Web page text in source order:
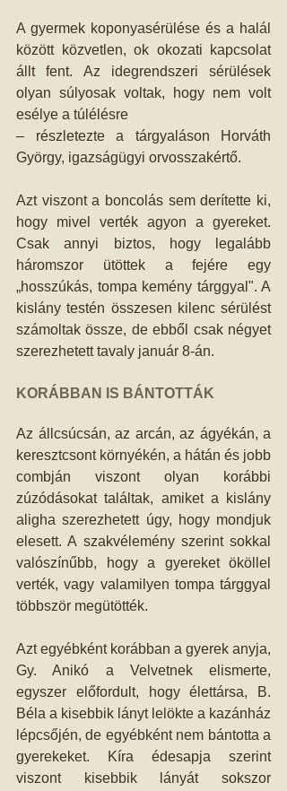
A gyermek koponyasérülése és a halál
között közvetlen, ok okozati kapcsolat
állt fent. Az idegrendszeri sérülések
olyan súlyosak voltak, hogy nem volt
esélye a túlélésre
– részletezte a tárgyaláson Horváth
György, igazságügyi orvosszakértő.
Azt viszont a boncolás sem derítette ki,
hogy mivel verték agyon a gyereket.
Csak annyi biztos, hogy legalább
háromszor ütöttek a fejére egy
„hosszúkás, tompa kemény tárggyal". A
kislány testén összesen kilenc sérülést
számoltak össze, de ebből csak négyet
szerezhetett tavaly január 8-án.
KORÁBBAN IS BÁNTOTTÁK
Az állcsúcsán, az arcán, az ágyékán, a
keresztcsont környékén, a hátán és jobb
combján viszont olyan korábbi
zúzódásokat találtak, amiket a kislány
aligha szerezhetett úgy, hogy mondjuk
elesett. A szakvélemény szerint sokkal
valószínűbb, hogy a gyereket ököllel
verték, vagy valamilyen tompa tárggyal
többször megütötték.
Azt egyébként korábban a gyerek anyja,
Gy. Anikó a Velvetnek elismerte,
egyszer előfordult, hogy élettársa, B.
Béla a kisebbik lányt lelökte a kazánház
lépcsőjén, de egyébként nem bántotta a
gyerekeket. Kíra édesapja szerint
viszont kisebbik lányát sokszor